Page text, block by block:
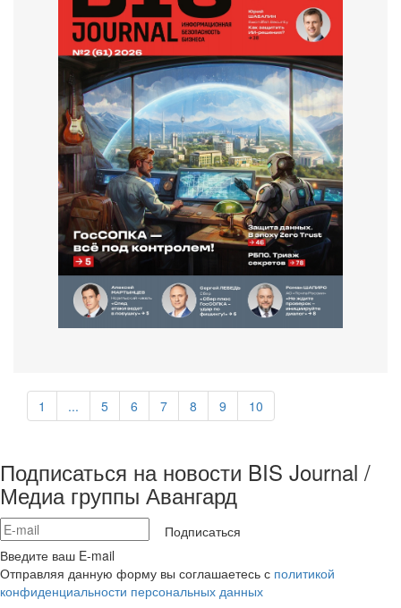
1 ... 5 6 7 8 9 10
Подписаться на новости BIS Journal /
Медиа группы Авангард
Подписаться
Введите ваш E-mail
Отправляя данную форму вы соглашаетесь с политикой
конфиденциальности персональных данных